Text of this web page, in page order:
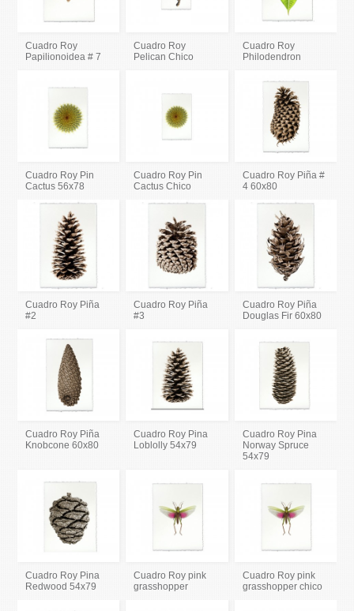
Cuadro Roy
Papilionoidea # 7
Cuadro Roy
Pelican Chico
Cuadro Roy
Philodendron
Cuadro Roy Pin
Cactus 56x78
Cuadro Roy Pin
Cactus Chico
Cuadro Roy Piña #
4 60x80
Cuadro Roy Piña
#2
Cuadro Roy Piña
#3
Cuadro Roy Piña
Douglas Fir 60x80
Cuadro Roy Piña
Knobcone 60x80
Cuadro Roy Pina
Loblolly 54x79
Cuadro Roy Pina
Norway Spruce
54x79
Cuadro Roy Pina
Redwood 54x79
Cuadro Roy pink
grasshopper
Cuadro Roy pink
grasshopper chico